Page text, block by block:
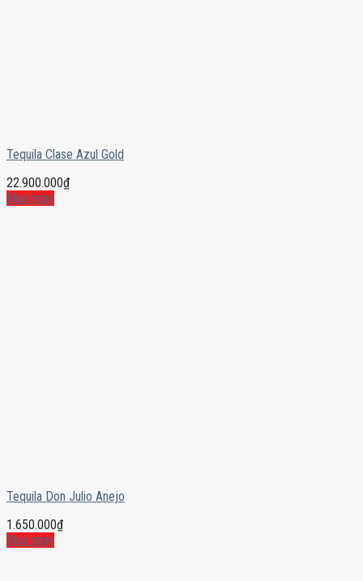
Tequila Clase Azul Gold
22.900.000₫
Mua ngay
Tequila Don Julio Anejo
1.650.000₫
Mua ngay